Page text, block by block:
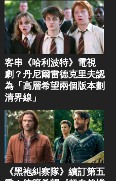
客串《哈利波特》電視
劇？丹尼爾雷德克里夫認
為「高層希望兩個版本劃
清界線」
《黑袍糾察隊》續訂第五